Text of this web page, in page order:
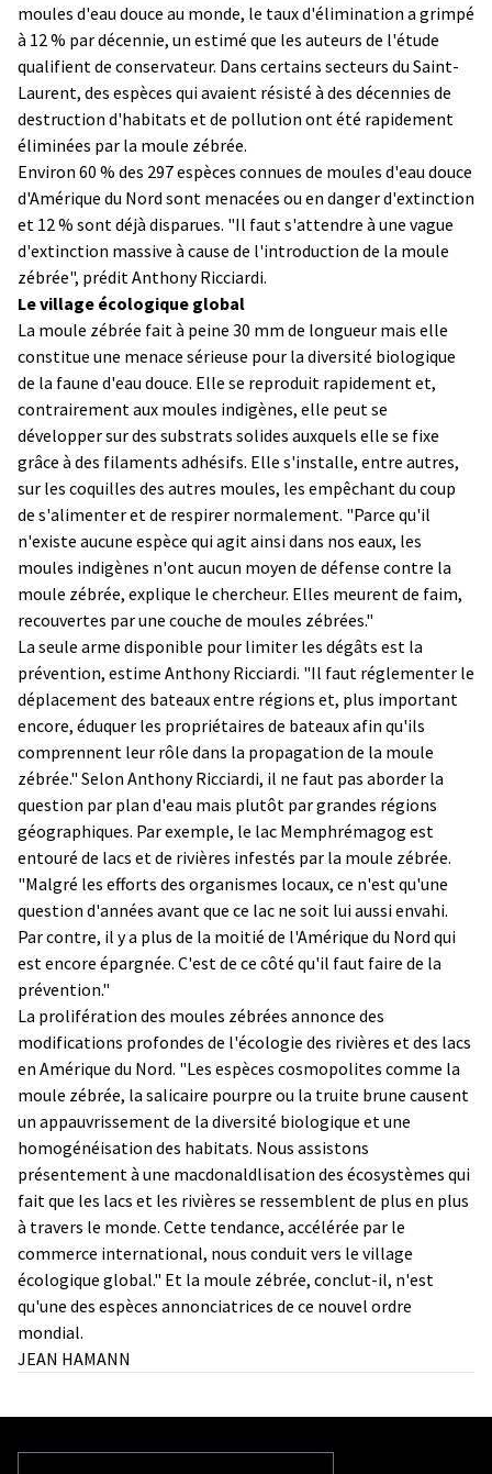
moules d'eau douce au monde, le taux d'élimination a grimpé
à 12 % par décennie, un estimé que les auteurs de l'étude
qualifient de conservateur. Dans certains secteurs du Saint-
Laurent, des espèces qui avaient résisté à des décennies de
destruction d'habitats et de pollution ont été rapidement
éliminées par la moule zébrée.
Environ 60 % des 297 espèces connues de moules d'eau douce
d'Amérique du Nord sont menacées ou en danger d'extinction
et 12 % sont déjà disparues. "Il faut s'attendre à une vague
d'extinction massive à cause de l'introduction de la moule
zébrée", prédit Anthony Ricciardi.
Le village écologique global
La moule zébrée fait à peine 30 mm de longueur mais elle
constitue une menace sérieuse pour la diversité biologique
de la faune d'eau douce. Elle se reproduit rapidement et,
contrairement aux moules indigènes, elle peut se
développer sur des substrats solides auxquels elle se fixe
grâce à des filaments adhésifs. Elle s'installe, entre autres,
sur les coquilles des autres moules, les empêchant du coup
de s'alimenter et de respirer normalement. "Parce qu'il
n'existe aucune espèce qui agit ainsi dans nos eaux, les
moules indigènes n'ont aucun moyen de défense contre la
moule zébrée, explique le chercheur. Elles meurent de faim,
recouvertes par une couche de moules zébrées."
La seule arme disponible pour limiter les dégâts est la
prévention, estime Anthony Ricciardi. "Il faut réglementer le
déplacement des bateaux entre régions et, plus important
encore, éduquer les propriétaires de bateaux afin qu'ils
comprennent leur rôle dans la propagation de la moule
zébrée." Selon Anthony Ricciardi, il ne faut pas aborder la
question par plan d'eau mais plutôt par grandes régions
géographiques. Par exemple, le lac Memphrémagog est
entouré de lacs et de rivières infestés par la moule zébrée.
"Malgré les efforts des organismes locaux, ce n'est qu'une
question d'années avant que ce lac ne soit lui aussi envahi.
Par contre, il y a plus de la moitié de l'Amérique du Nord qui
est encore épargnée. C'est de ce côté qu'il faut faire de la
prévention."
La prolifération des moules zébrées annonce des
modifications profondes de l'écologie des rivières et des lacs
en Amérique du Nord. "Les espèces cosmopolites comme la
moule zébrée, la salicaire pourpre ou la truite brune causent
un appauvrissement de la diversité biologique et une
homogénéisation des habitats. Nous assistons
présentement à une macdonaldlisation des écosystèmes qui
fait que les lacs et les rivières se ressemblent de plus en plus
à travers le monde. Cette tendance, accélérée par le
commerce international, nous conduit vers le village
écologique global." Et la moule zébrée, conclut-il, n'est
qu'une des espèces annonciatrices de ce nouvel ordre
mondial.
JEAN HAMANN